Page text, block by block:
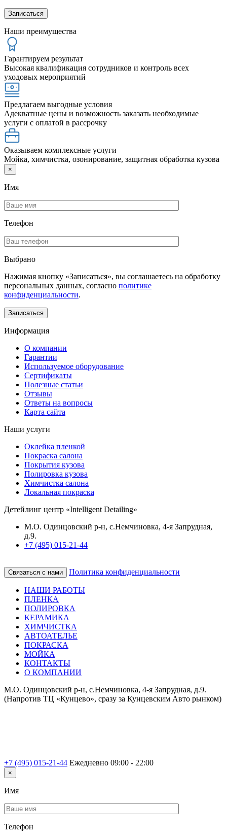
Наши преимущества
Гарантируем результат
Высокая квалификация сотрудников и контроль всех
уходовых мероприятий
Предлагаем выгодные условия
Адекватные цены и возможность заказать необходимые
услуги с оплатой в рассрочку
Оказываем комплексные услуги
Мойка, химчистка, озонирование, защитная обработка кузова
×
Имя
Телефон
Выбрано
Нажимая кнопку «Записаться», вы соглашаетесь на обработку
персональных данных, согласно политике
конфиденциальности.
Информация
О компании
Гарантии
Используемое оборудование
Сертификаты
Полезные статьи
Отзывы
Ответы на вопросы
Карта сайта
Наши услуги
Оклейка пленкой
Покраска салона
Покрытия кузова
Полировка кузова
Химчистка салона
Локальная покраска
Детейлинг центр «Intelligent Detailing»
М.О. Одинцовский р-н, с.Немчиновка, 4-я Запрудная,
д.9.
+7 (495) 015-21-44
Связаться с нами Политика конфиденциальности
НАШИ РАБОТЫ
ПЛЕНКА
ПОЛИРОВКА
КЕРАМИКА
ХИМЧИСТКА
АВТОАТЕЛЬЕ
ПОКРАСКА
МОЙКА
КОНТАКТЫ
О КОМПАНИИ
М.О. Одинцовский р-н, с.Немчиновка, 4-я Запрудная, д.9.
(Напротив ТЦ «Кунцево», сразу за Кунцевским Авто рынком)
+7 (495) 015-21-44 Ежедневно 09:00 - 22:00
×
Имя
Телефон